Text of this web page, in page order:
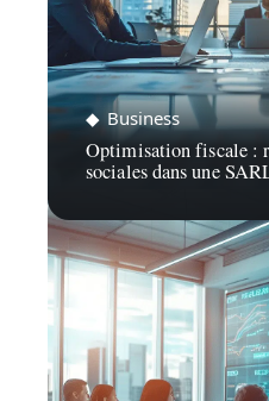
Business
Optimisation fiscale :
sociales dans une